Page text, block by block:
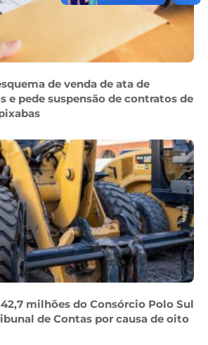
de venda de ata de
e pede suspensão de contratos de
milhões do Consórcio Polo Sul
de Contas por causa de oito